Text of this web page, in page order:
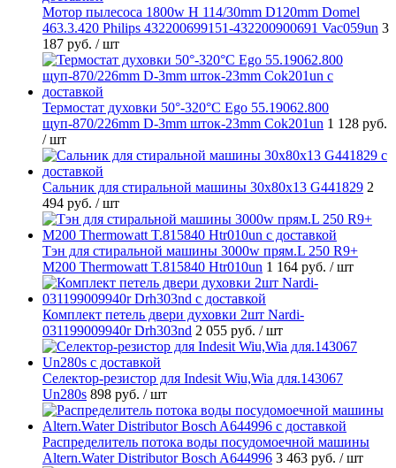
Мотор пылесоса 1800w H 114/30mm D120mm Domel
463.3.420 Philips 432200699151-432200900691 Vac059un 3
187 руб. / шт
Термостат духовки 50°-320°C Ego 55.19062.800
щуп-870/226mm D-3mm шток-23mm Cok201un 1 128 руб.
/ шт
Cальник для стиральной машины 30x80x13 G441829 2
494 руб. / шт
Тэн для стиральной машины 3000w прям.L 250 R9+
M200 Thermowatt T.815840 Htr010un 1 164 руб. / шт
Комплект петель двери духовки 2шт Nardi-
031199009940r Drh303nd 2 055 руб. / шт
Селектор-резистор для Indesit Wiu,Wia для.143067
Un280s 898 руб. / шт
Распределитель потока воды посудомоечной машины
Altern.Water Distributor Bosch A644996 3 463 руб. / шт